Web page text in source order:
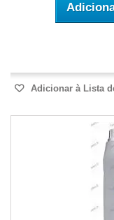
Adicionar à Lista